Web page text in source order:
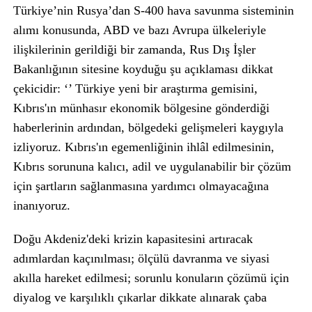
Türkiye’nin Rusya’dan S-400 hava savunma sisteminin
alımı konusunda, ABD ve bazı Avrupa ülkeleriyle
ilişkilerinin gerildiği bir zamanda, Rus Dış İşler
Bakanlığının sitesine koyduğu şu açıklaması dikkat
çekicidir: ‘’ Türkiye yeni bir araştırma gemisini,
Kıbrıs'ın münhasır ekonomik bölgesine gönderdiği
haberlerinin ardından, bölgedeki gelişmeleri kaygıyla
izliyoruz. Kıbrıs'ın egemenliğinin ihlâl edilmesinin,
Kıbrıs sorununa kalıcı, adil ve uygulanabilir bir çözüm
için şartların sağlanmasına yardımcı olmayacağına
inanıyoruz.
Doğu Akdeniz'deki krizin kapasitesini artıracak
adımlardan kaçınılması; ölçülü davranma ve siyasi
akılla hareket edilmesi; sorunlu konuların çözümü için
diyalog ve karşılıklı çıkarlar dikkate alınarak çaba